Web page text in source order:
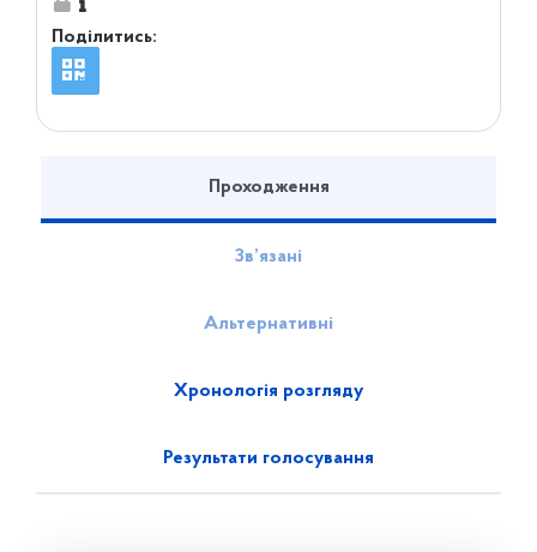
Поділитись:
Проходження
Зв’язані
Альтернативні
Хронологія розгляду
Результати голосування